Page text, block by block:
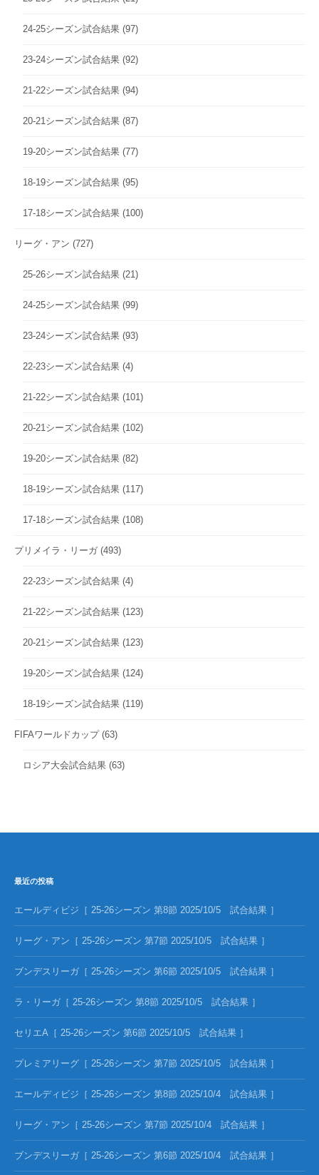
24-25シーズン試合結果 (97)
23-24シーズン試合結果 (92)
21-22シーズン試合結果 (94)
20-21シーズン試合結果 (87)
19-20シーズン試合結果 (77)
18-19シーズン試合結果 (95)
17-18シーズン試合結果 (100)
リーグ・アン (727)
25-26シーズン試合結果 (21)
24-25シーズン試合結果 (99)
23-24シーズン試合結果 (93)
22-23シーズン試合結果 (4)
21-22シーズン試合結果 (101)
20-21シーズン試合結果 (102)
19-20シーズン試合結果 (82)
18-19シーズン試合結果 (117)
17-18シーズン試合結果 (108)
プリメイラ・リーガ (493)
22-23シーズン試合結果 (4)
21-22シーズン試合結果 (123)
20-21シーズン試合結果 (123)
19-20シーズン試合結果 (124)
18-19シーズン試合結果 (119)
FIFAワールドカップ(63)
ロシア大会試合結果 (63)
最近の投稿
エールディビジ［ 25-26シーズン 第8節 2025/10/5 試合結果 ］
リーグ・アン［ 25-26シーズン 第7節 2025/10/5 試合結果 ］
ブンデスリーガ［ 25-26シーズン 第6節 2025/10/5 試合結果 ］
ラ・リーガ［ 25-26シーズン 第8節 2025/10/5 試合結果 ］
セリエA［ 25-26シーズン 第6節 2025/10/5 試合結果 ］
プレミアリーグ［ 25-26シーズン 第7節 2025/10/5 試合結果 ］
エールディビジ［ 25-26シーズン 第8節 2025/10/4 試合結果 ］
リーグ・アン［ 25-26シーズン 第7節 2025/10/4 試合結果 ］
ブンデスリーガ［ 25-26シーズン 第6節 2025/10/4 試合結果 ］